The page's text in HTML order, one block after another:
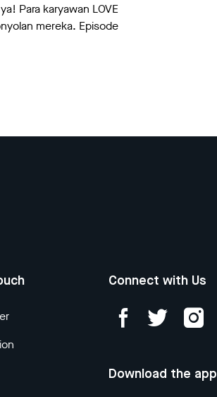
Para karyawan LOVE
mereka. Episode
Connect with Us
Download the app